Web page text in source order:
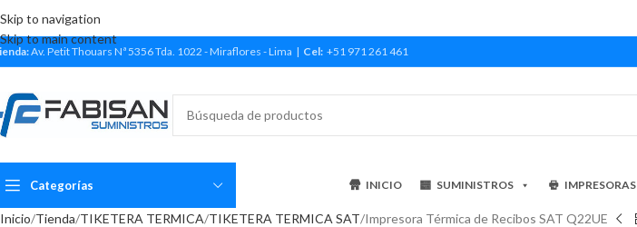
Skip to navigation
Skip to main content
Av. Petit Thouars Nª 5356 Tda. 1022 - Miraflores - Lima | Cel: +51 971 261 461
Categorías INICIO SUMINISTROS IMPRESORAS
Inicio Tienda TIKETERA TERMICA TIKETERA TERMICA SAT Impresora Térmica de Recibos SAT Q22UE